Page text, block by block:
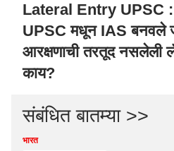
Lateral Entry UPSC :
UPSC मधून IAS बनवले
आरक्षणाची तरतूद नसलेली
काय?
संबंधित बातम्या >>
भारत